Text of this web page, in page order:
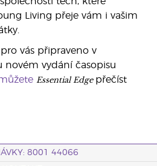
Living přeje vám i vašim
vás připraveno v
novém vydání časopisu
Essential Edge přečíst
8001 44066